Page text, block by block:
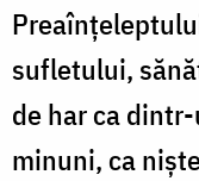
sufletului,
de har ca
minuni, ca